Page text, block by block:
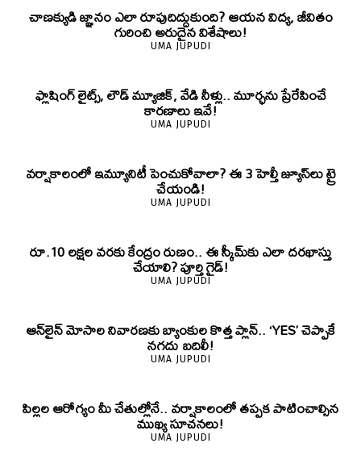
చాణక్యుడి జ్ఞానం ఎలా రూపుదిద్దుకుంది? ఆయన విద్య, జీవితం
గురించి అరుదైన విశేషాలు!
UMA JUPUDI
ఫ్లాషింగ్ లైట్స్, లౌడ్ మ్యూజిక్, వేడి నీళ్లు.. మూర్ఛను ప్రేరేపించే
కారణాలు ఇవే!
UMA JUPUDI
వర్షాకాలంలో ఇమ్యూనిటీ పెంచుకోవాలా? ఈ 3 హెల్తీ జ్యూస్‌లు ట్రై
చేయండి!
UMA JUPUDI
రూ.10 లక్షల వరకు కేంద్రం రుణం.. ఈ స్కీమ్‌కు ఎలా దరఖాస్తు
చేయాలి? పూర్తి గైడ్!
UMA JUPUDI
ఆన్‌లైన్ మోసాల నివారణకు బ్యాంకుల కొత్త ప్లాన్.. ‘YES’ చెప్పాకే
నగదు బదిలీ!
UMA JUPUDI
పిల్లల ఆరోగ్యం మీ చేతుల్లోనే.. వర్షాకాలంలో తప్పక పాటించాల్సిన
ముఖ్య సూచనలు!
UMA JUPUDI